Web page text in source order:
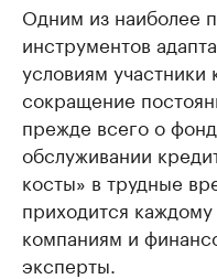
Одним из наиболее
инструментов
условиям участники
сокращение
прежде всего о
обслуживании
косты» в трудные
приходится
компаниям и
эксперты.